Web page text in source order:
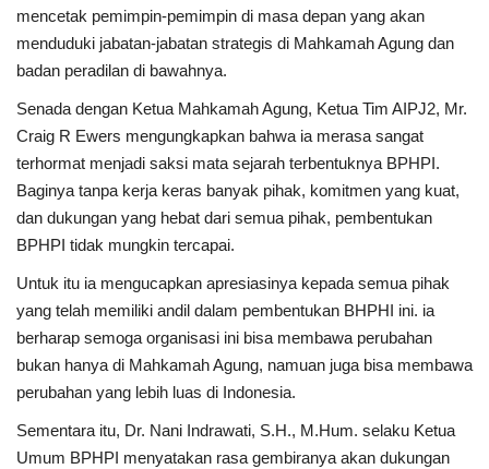
mencetak pemimpin-pemimpin di masa depan yang akan
menduduki jabatan-jabatan strategis di Mahkamah Agung dan
badan peradilan di bawahnya.
Senada dengan Ketua Mahkamah Agung, Ketua Tim AIPJ2, Mr.
Craig R Ewers mengungkapkan bahwa ia merasa sangat
terhormat menjadi saksi mata sejarah terbentuknya BPHPI.
Baginya tanpa kerja keras banyak pihak, komitmen yang kuat,
dan dukungan yang hebat dari semua pihak, pembentukan
BPHPI tidak mungkin tercapai.
Untuk itu ia mengucapkan apresiasinya kepada semua pihak
yang telah memiliki andil dalam pembentukan BHPHI ini. ia
berharap semoga organisasi ini bisa membawa perubahan
bukan hanya di Mahkamah Agung, namuan juga bisa membawa
perubahan yang lebih luas di Indonesia.
Sementara itu, Dr. Nani Indrawati, S.H., M.Hum. selaku Ketua
Umum BPHPI menyatakan rasa gembiranya akan dukungan